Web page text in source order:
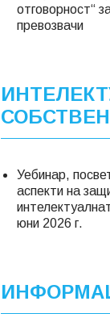
отговорност“
превозвачи
Уебинар,
аспекти на
юни 2026 г.